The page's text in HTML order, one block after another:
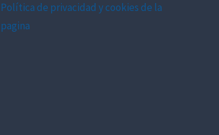
Política de privacidad y cookies de la
pagina